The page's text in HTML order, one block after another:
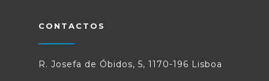
CONTACTOS
R. Josefa de Óbidos, 5, 1170-196 Lisboa